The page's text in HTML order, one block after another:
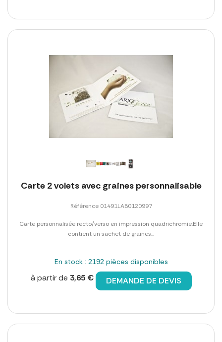
Carte 2 volets avec graines personnalisable
Référence 01491LAB0120997
Carte personnalisée recto/verso en impression quadrichromie.Elle
contient un sachet de graines...
En stock : 2192 pièces disponibles
à partir de 3,65 € DEMANDE DE DEVIS